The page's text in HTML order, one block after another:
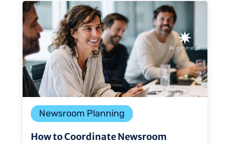
Newsroom Planning
How to Coordinate Newsroom